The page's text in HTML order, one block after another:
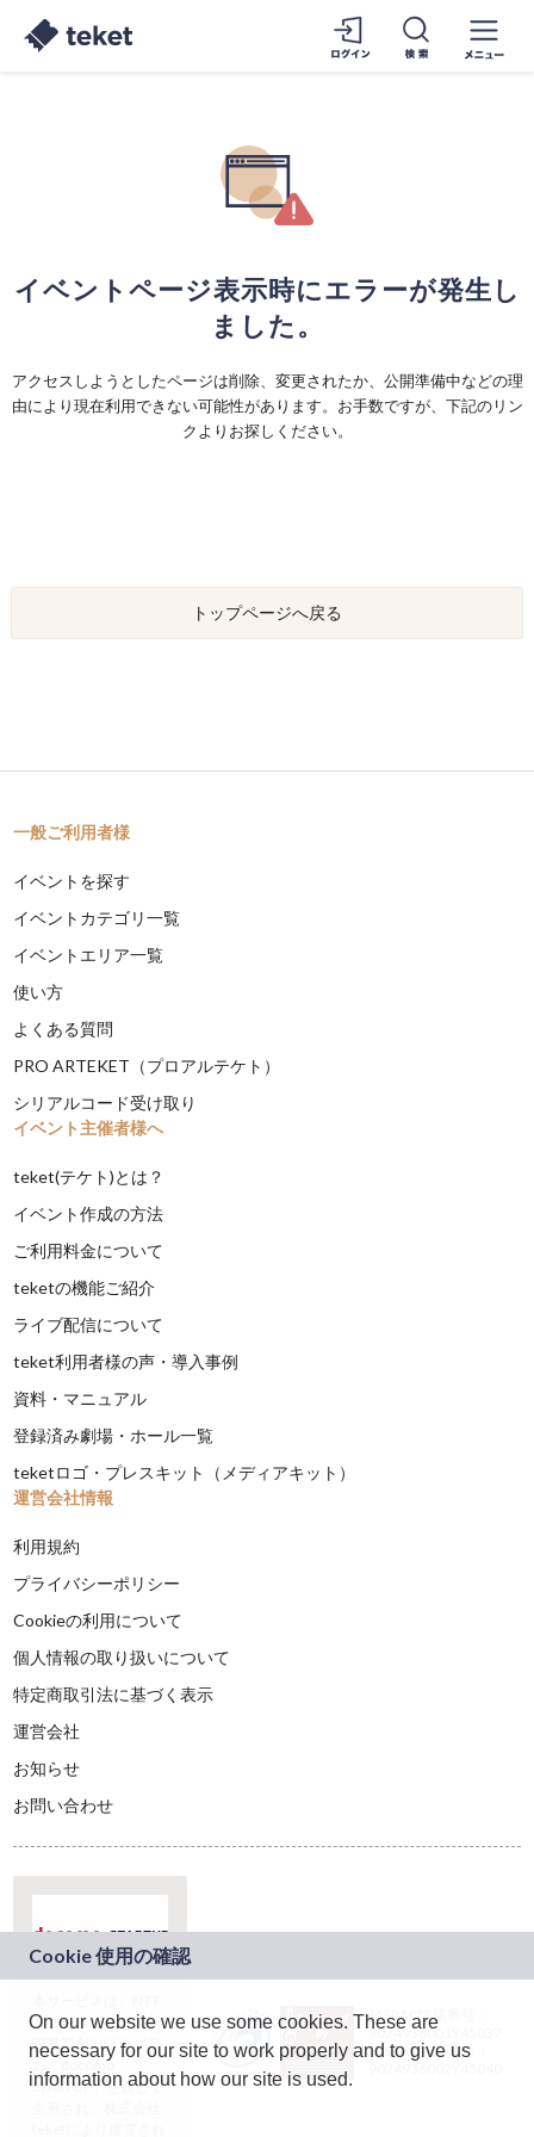
イベントページ表示時にエラーが発生し
ました。
アクセスしようとしたページは削除、変更されたか、公開準備中などの理
由により現在利用できない可能性があります。お手数ですが、下記のリン
クよりお探しください。
トップページへ戻る
一般ご利用者様
イベントを探す
イベントカテゴリ一覧
イベントエリア一覧
使い方
よくある質問
PRO ARTEKET（プロアルテケト）
シリアルコード受け取り
イベント主催者様へ
teket(テケト)とは？
イベント作成の方法
ご利用料金について
teketの機能ご紹介
ライブ配信について
teket利用者様の声・導入事例
資料・マニュアル
登録済み劇場・ホール一覧
teketロゴ・プレスキット（メディアキット）
運営会社情報
利用規約
プライバシーポリシー
Cookieの利用について
個人情報の取り扱いについて
特定商取引法に基づく表示
運営会社
お知らせ
お問い合わせ
ドコモグループの新
規事業創出プログラ
ム「docomo
STARTUP」を通じて
JASRAC許諾番号：
9024936001Y45037
JASRAC許諾番号：
On our website we use some cookies. These are
necessary for our site to work properly and to give us
information about how our site is used.